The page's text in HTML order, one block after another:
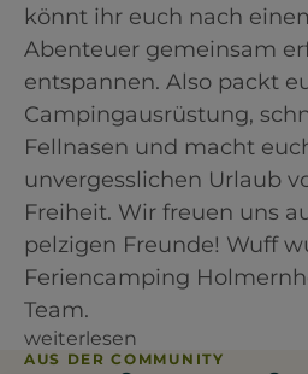
könnt ihr euch nach
Abenteuer gemeinsam
entspannen. Also packt
Campingausrüstung,
Fellnasen und macht
unvergesslichen Urlaub
Freiheit. Wir freuen uns
pelzigen Freunde! Wuff
Feriencamping
Team.
weiterlesen
AUS DER COMMUNITY